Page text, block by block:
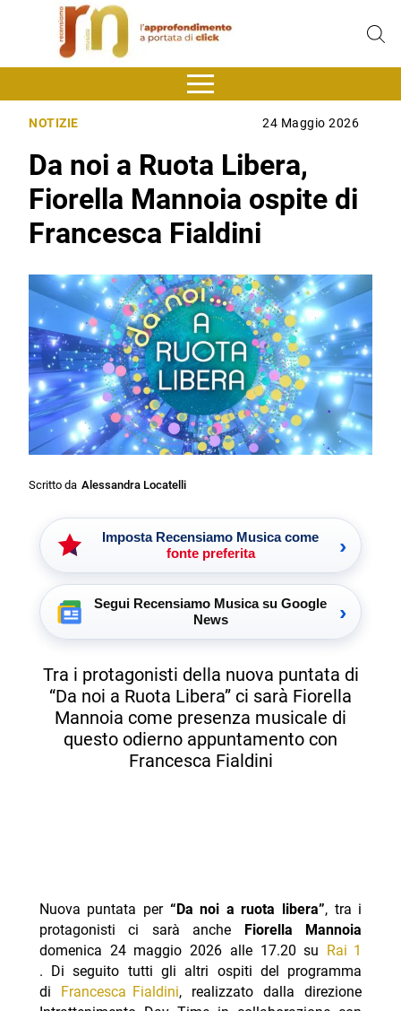
NOTIZIE 24 Maggio 2026
Da noi a Ruota Libera,
Fiorella Mannoia ospite di
Francesca Fialdini
Scritto da Alessandra Locatelli
Imposta Recensiamo Musica come
fonte preferita
›
Segui Recensiamo Musica su Google
News
›
Tra i protagonisti della nuova puntata di
“Da noi a Ruota Libera” ci sarà Fiorella
Mannoia come presenza musicale di
questo odierno appuntamento con
Francesca Fialdini
Nuova puntata per“Da noi a ruota libera”, tra i
protagonisti ci sarà anche
Fiorella Mannoia
domenica 24 maggio 2026 alle 17.20 su Rai 1
. Di seguito tutti gli altri ospiti del programma
di
Francesca Fialdini, realizzato dalla direzione